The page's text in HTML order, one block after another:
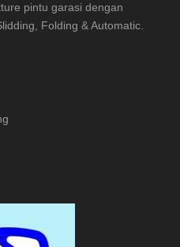
pintu garasi dengan
Folding & Automatic.